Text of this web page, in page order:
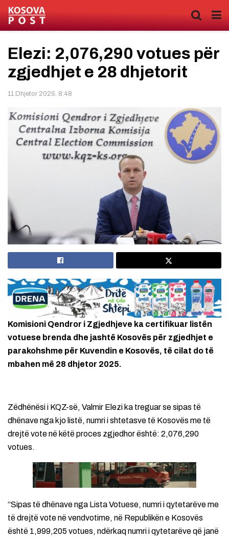
Elezi: 2,076,290 votues për
zgjedhjet e 28 dhjetorit
11 Dhjetor 2025, 8:48
Komisioni Qendror i Zgjedhjeve ka certifikuar listën
votuese brenda dhe jashtë Kosovës për zgjedhjet e
parakohshme për Kuvendin e Kosovës, të cilat do të
mbahen më 28 dhjetor 2025.
Zëdhënësi i KQZ-së, Valmir Elezi ka treguar se sipas të
dhënave nga kjo listë, numri i shtetasve të Kosovës me të
drejtë vote në këtë proces zgjedhor është: 2,076,290
votues.
“Sipas të dhënave nga Lista Votuese, numri i qytetarëve me
të drejtë vote në vendvotime, në Republikën e Kosovës
është 1,999,205 votues, ndërkaq numri i qytetarëve që janë